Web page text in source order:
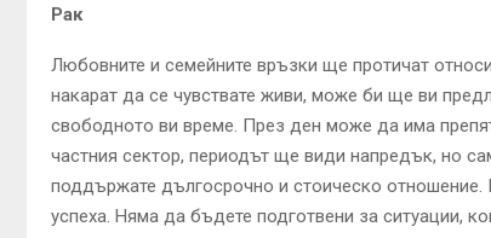
Рак
Любовните и семейните връзки ще протичат
накарат да се чувствате живи, може би ще ви
свободното ви време. През ден може да има
частния сектор, периодът ще види напредък, но
поддържате дългосрочно и стоическо
успеха. Няма да бъдете подготвени за ситуации,